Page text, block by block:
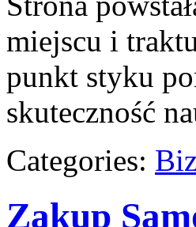
miejscu i
punkt styku
skuteczność
Categories:
Zakup